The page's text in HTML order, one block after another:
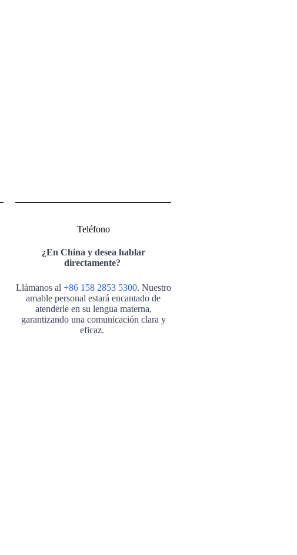
Teléfono
¿En China y desea hablar
directamente?
Llámanos al +86 158 2853 5300. Nuestro
amable personal estará encantado de
atenderle en su lengua materna,
garantizando una comunicación clara y
eficaz.